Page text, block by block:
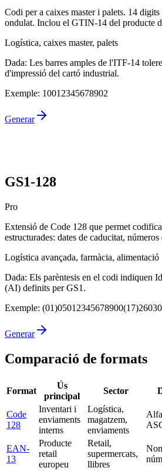
Codi per a caixes master i palets. 14
ondulat. Inclou el GTIN-14 del producte
Logística, caixes master, palets
Dada: Les barres amples de l'ITF-14
d'impressió del cartó industrial.
Exemple: 10012345678902
Generar
GS1-128
Pro
Extensió de Code 128 que permet
estructurades: dates de caducitat,
Logística avançada, farmàcia, alimentació
Dada: Els parèntesis en el codi indiquen
(AI) definits per GS1.
Exemple:
Generar
Comparació de formats
Format
Ús
principal
Sector
Code
128
Inventari i
enviaments
interns
Logística,
magatzem,
enviaments
EAN-
13
Producte
retail
europeu
Retail,
supermercats,
llibres